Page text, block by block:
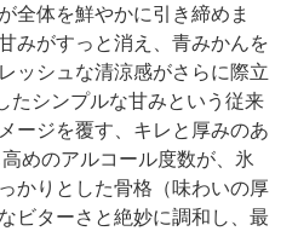
全体を鮮やかに引き締めま
みがすっと消え、青みかんを
ッシュな清涼感がさらに際立
たシンプルな甘みという従来
ージを覆す、キレと厚みのあ
めのアルコール度数が、氷
かりとした骨格（味わいの厚
ビターさと絶妙に調和し、最